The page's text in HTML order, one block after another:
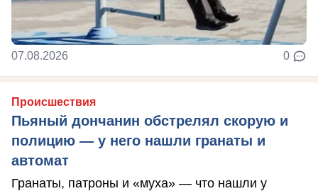
07.08.2026 0
Происшествия
Пьяный дончанин обстрелял скорую и
полицию — у него нашли гранаты и
автомат
Гранаты, патроны и «муха» — что нашли у